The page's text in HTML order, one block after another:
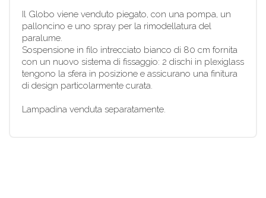
Il Globo viene venduto piegato, con una pompa, un
palloncino e uno spray per la rimodellatura del
paralume.
Sospensione in filo intrecciato bianco di 80 cm fornita
con un nuovo sistema di fissaggio: 2 dischi in plexiglass
tengono la sfera in posizione e assicurano una finitura
di design particolarmente curata.
Lampadina venduta separatamente.